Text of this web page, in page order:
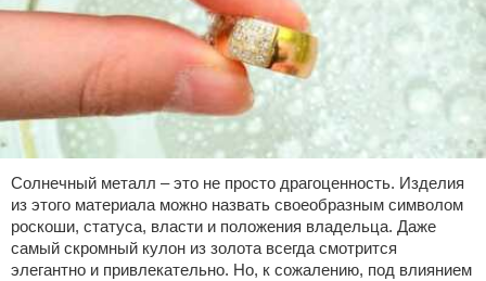
Солнечный металл – это не просто драгоценность. Изделия
из этого материала можно назвать своеобразным символом
роскоши, статуса, власти и положения владельца. Даже
самый скромный кулон из золота всегда смотрится
элегантно и привлекательно. Но, к сожалению, под влиянием